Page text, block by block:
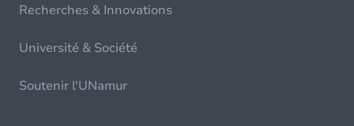
Recherches & Innovations
Université & Société
Soutenir l'UNamur